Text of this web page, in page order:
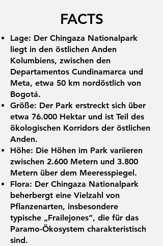
FACTS
Lage: Der Chingaza Nationalpark
liegt in den östlichen Anden
Kolumbiens, zwischen den
Departamentos Cundinamarca und
Meta, etwa 50 km nordöstlich von
Bogotá.
Größe: Der Park erstreckt sich über
etwa 76.000 Hektar und ist Teil des
ökologischen Korridors der östlichen
Anden.
Höhe: Die Höhen im Park variieren
zwischen 2.600 Metern und 3.800
Metern über dem Meeresspiegel.
Flora: Der Chingaza Nationalpark
beherbergt eine Vielzahl von
Pflanzenarten, insbesondere
typische „Frailejones“, die für das
Paramo-Ökosystem charakteristisch
sind.